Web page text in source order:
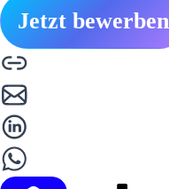
Jetzt bewerben